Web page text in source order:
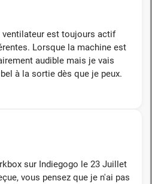
ventilateur est toujours actif
Lorsque la machine est
audible mais je vais
à la sortie dès que je peux.
sur Indiegogo le 23 Juillet
vous pensez que je n'ai pas